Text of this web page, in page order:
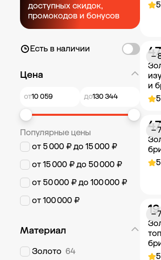
доступных скидок,
промокодов и бонусов
Есть в наличии
Цена
от до
Популярные цены
от 5 000 ₽ до 15 000 ₽
от 15 000 ₽ до 50 000 ₽
от 50 000 ₽ до 100 000 ₽
от 100 000 ₽
Материал
Золото 64
и
−
−
−